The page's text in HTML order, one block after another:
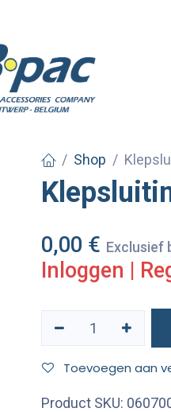
Shop
0,00 € Exclusief
Inloggen |
Toevoegen aan
Product SKU: